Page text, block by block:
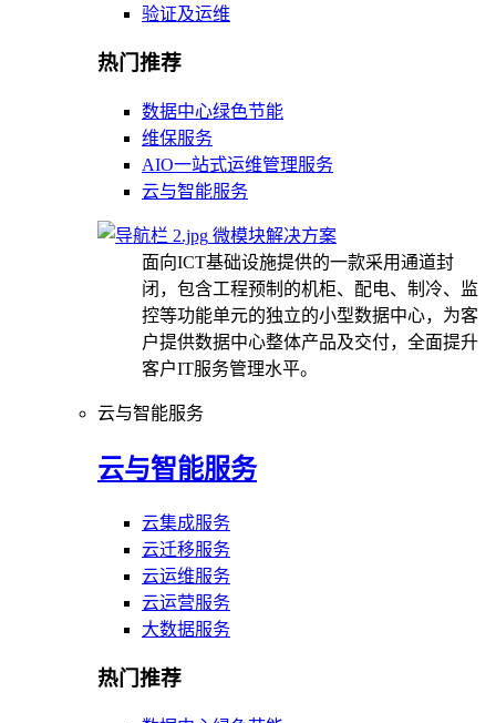
验证及运维
热门推荐
数据中心绿色节能
维保服务
AIO一站式运维管理服务
云与智能服务
微模块解决方案
面向ICT基础设施提供的一款采用通道封
闭，包含工程预制的机柜、配电、制冷、监
控等功能单元的独立的小型数据中心，为客
户提供数据中心整体产品及交付，全面提升
客户IT服务管理水平。
云与智能服务
云与智能服务
云集成服务
云迁移服务
云运维服务
云运营服务
大数据服务
热门推荐